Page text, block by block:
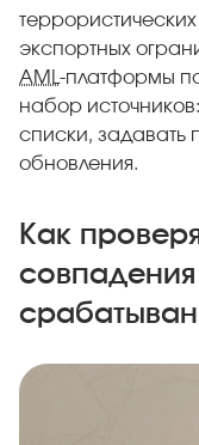
экспортных
AML -платформы
набор
списки, задавать
обновления.
Как